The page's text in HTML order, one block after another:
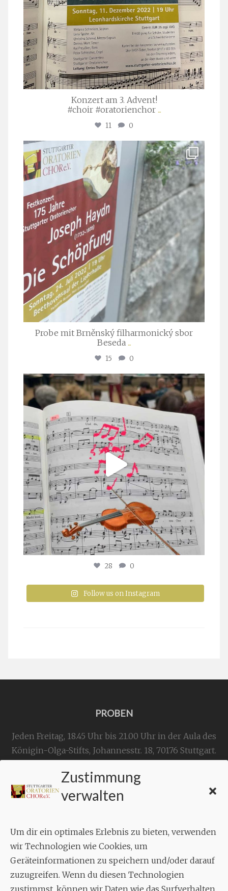
Zustimmung
verwalten
Um dir ein optimales Erlebnis zu bieten, verwenden
wir Technologien wie Cookies, um
Geräteinformationen zu speichern und/oder darauf
zuzugreifen. Wenn du diesen Technologien
zustimmst, können wir Daten wie das Surfverhalten
Konzert am 3. Advent!
#choir #oratorienchor ...
11 0
stuttgarter_oratorienchor
Juli 23
Probe mit Brněnský filharmonický sbor
Beseda ...
15 0
stuttgarter_oratorienchor
Juli 23
28 0
Follow us on Instagram
PROBEN
Jeden Freitag, 18.45 Uhr bis 21.00 Uhr in der Aula des
Königin-Olga-Stifts, Johannesstr. 18, 70176 Stuttgart.
KONTAKT
Geschäftsstelle:
Aixheimer Str. 18
70619 Stuttgart
MUSIK